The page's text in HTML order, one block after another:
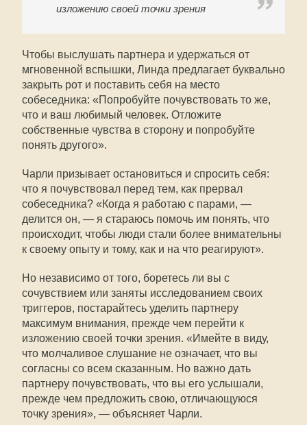
изложению своей точки зрения
Чтобы выслушать партнера и удержаться от
мгновенной вспышки, Линда предлагает буквально
закрыть рот и поставить себя на место
собеседника: «Попробуйте почувствовать то же,
что и ваш любимый человек. Отложите
собственные чувства в сторону и попробуйте
понять другого».
Чарли призывает остановиться и спросить себя:
что я почувствовал перед тем, как прервал
собеседника? «Когда я работаю с парами, —
делится он, — я стараюсь помочь им понять, что
происходит, чтобы люди стали более внимательны
к своему опыту и тому, как и на что реагируют».
Но независимо от того, боретесь ли вы с
сочувствием или заняты исследованием своих
триггеров, постарайтесь уделить партнеру
максимум внимания, прежде чем перейти к
изложению своей точки зрения. «Имейте в виду,
что молчаливое слушание не означает, что вы
согласны со всем сказанным. Но важно дать
партнеру почувствовать, что вы его услышали,
прежде чем предложить свою, отличающуюся
точку зрения», — объясняет Чарли.